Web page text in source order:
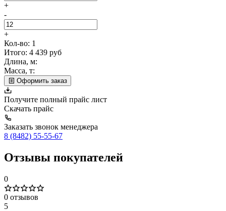
+
-
+
Кол-во: 1
Итого: 4 439 руб
Длина, м:
Масса, т:
Оформить заказ
Получите полный прайс лист
Скачать прайс
Заказать звонок менеджера
8 (8482) 55-55-67
Отзывы покупателей
0
0 отзывов
5